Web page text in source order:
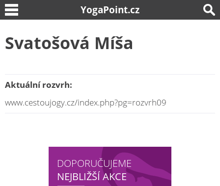
YogaPoint.cz
Svatošová Míša
Aktuální rozvrh:
www.cestoujogy.cz/index.php?pg=rozvrh09
DOPORUČUJEME
NEJBLIŽŠÍ AKCE